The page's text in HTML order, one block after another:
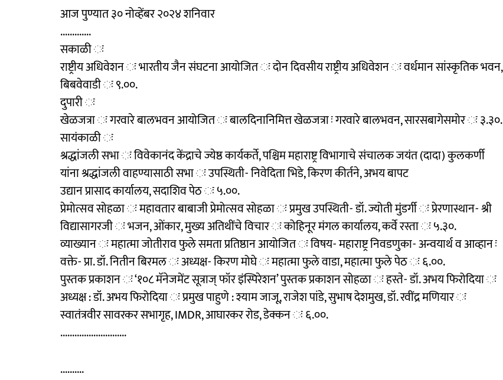
आज पुण्यात ३० नोव्हेंबर २०२४ शनिवार
.............
सकाळी ः
राष्ट्रीय अधिवेशन ः भारतीय जैन संघटना आयोजित ः दोन दिवसीय राष्ट्रीय अधिवेशन ः वर्धमान सांस्कृतिक भवन,
बिबवेवाडी ः ९.००.
दुपारी ः
खेळजत्रा ः गरवारे बालभवन आयोजित ः बालदिनानिमित्त खेळजत्रा ः गरवारे बालभवन, सारसबागेसमोर ः ३.३०.
सायंकाळी ः
श्रद्धांजली सभा ः विवेकानंद केंद्राचे ज्येष्ठ कार्यकर्ते, पश्चिम महाराष्ट्र विभागाचे संचालक जयंत (दादा) कुलकर्णी
यांना श्रद्धांजली वाहण्यासाठी सभा ः उपस्थिती- निवेदिता भिडे, किरण कीर्तने, अभय बापट
उद्यान प्रासाद कार्यालय, सदाशिव पेठ ः ५.००.
प्रेमोत्सव सोहळा ः महावतार बाबाजी प्रेमोत्सव सोहळा ः प्रमुख उपस्थिती- डॉ. ज्योती मुंडर्गी ः प्रेरणास्थान- श्री
विद्यासागरजी ः भजन, ओंकार, मुख्य अतिथींचे विचार ः कोहिनूर मंगल कार्यालय, कर्वे रस्ता ः ५.३०.
व्याख्यान ः महात्मा जोतीराव फुले समता प्रतिष्ठान आयोजित ः विषय- महाराष्ट्र निवडणुका- अन्वयार्थ व आव्हान ः
वक्ते- प्रा. डॉ. नितीन बिरमल ः अध्यक्ष- किरण मोघे ः महात्मा फुले वाडा, महात्मा फुले पेठ ः ६.००.
पुस्तक प्रकाशन ः ‘१०८ मॅनेजमेंट सूत्राज् फॉर इंस्पिरेशन’ पुस्तक प्रकाशन सोहळा ः हस्ते- डॉ. अभय फिरोदिया ः
अध्यक्ष : डॉ. अभय फिरोदिया ः प्रमुख पाहुणे : श्याम जाजू, राजेश पांडे, सुभाष देशमुख, डॉ. रवींद्र मणियार ः
स्वातंत्रवीर सावरकर सभागृह, IMDR, आघारकर रोड, डेक्कन ः ६.००.
............................
..........